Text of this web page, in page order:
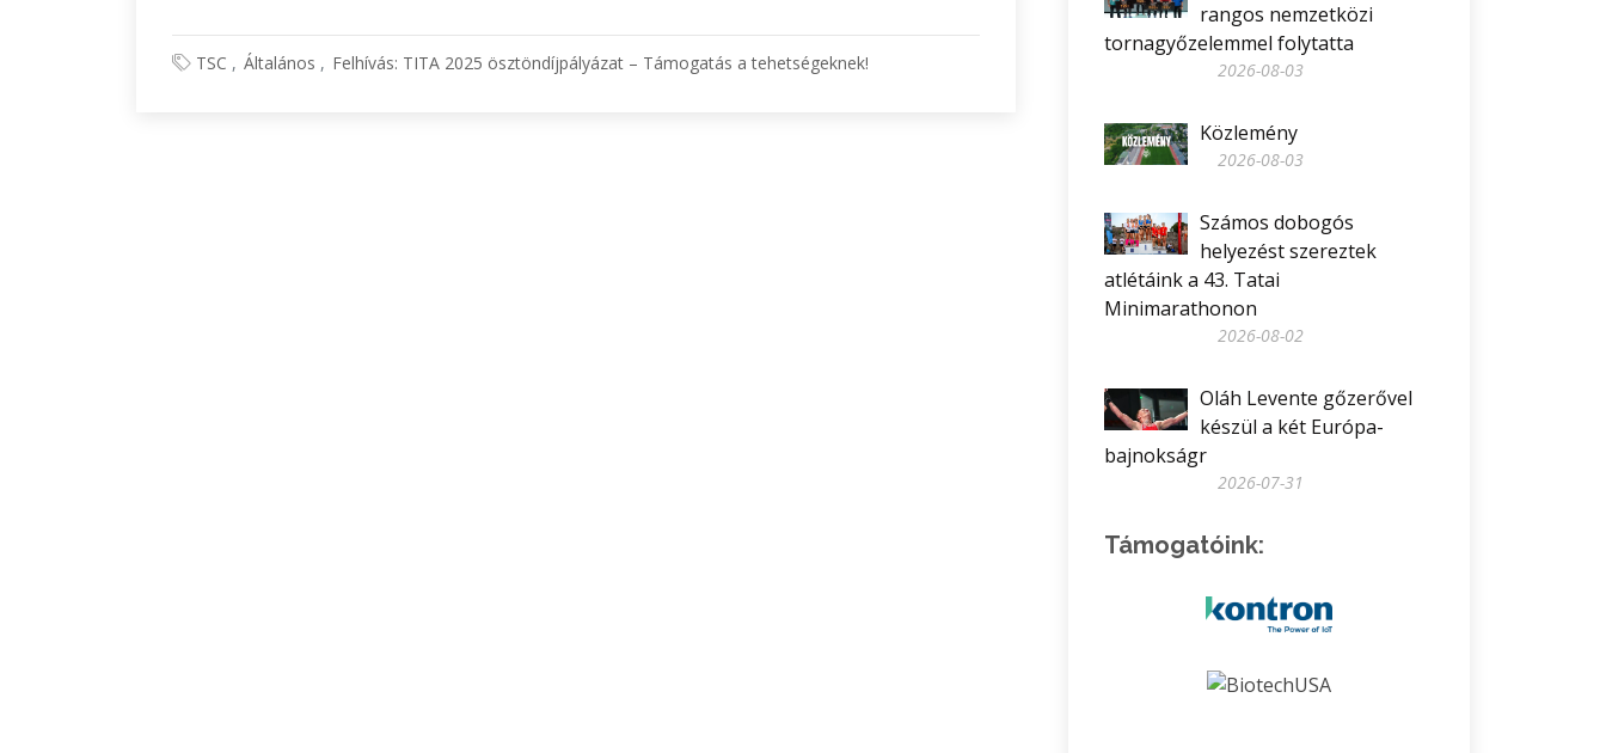
TSC Általános Felhívás: TITA 2025 ösztöndíjpályázat – Támogatás a tehetségeknek!
rangos nemzetközi
tornagyőzelemmel folytatta
2026-08-03
Közlemény
2026-08-03
Számos dobogós
helyezést szereztek
atlétáink a 43. Tatai
Minimarathonon
2026-08-02
Oláh Levente gőzerővel
készül a két Európa-
bajnokságr
2026-07-31
Támogatóink: